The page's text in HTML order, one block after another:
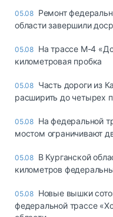
05.08 Ремонт
области завершили
05.08 На трассе М-4
километровая пробка
05.08 Часть дороги из
расширить до четырех
05.08 На федеральной
мостом ограничивают
05.08 В Курганской
километров
05.08 Новые вышки
федеральной трассе